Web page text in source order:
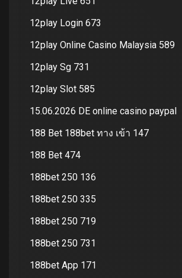
12play Login 673
12play Online Casino Malaysia 589
12play Sg 731
12play Slot 585
15.06.2026 DE online casino paypal
188 Bet 188bet ทาง เข้า 147
188 Bet 474
188bet 250 136
188bet 250 335
188bet 250 719
188bet 250 731
188bet App 171